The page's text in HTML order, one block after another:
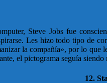
Steve Jobs fue
Les hizo todo tipo de
la compañía», por lo que
el pictograma seguía
12.